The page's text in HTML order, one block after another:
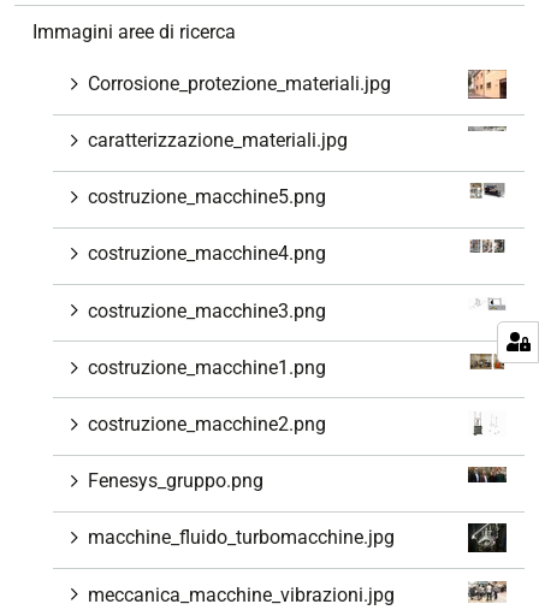
Immagini aree di ricerca
Corrosione_protezione_materiali.jpg
caratterizzazione_materiali.jpg
costruzione_macchine5.png
costruzione_macchine4.png
costruzione_macchine3.png
costruzione_macchine1.png
costruzione_macchine2.png
Fenesys_gruppo.png
macchine_fluido_turbomacchine.jpg
meccanica_macchine_vibrazioni.jpg